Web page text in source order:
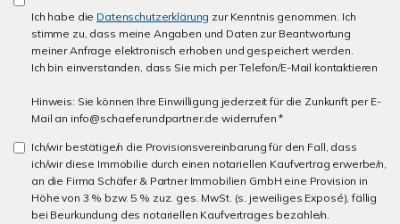
Ich habe die Datenschutzerklärung zur Kenntnis genommen. Ich
stimme zu, dass meine Angaben und Daten zur Beantwortung
meiner Anfrage elektronisch erhoben und gespeichert werden.
Ich bin einverstanden, dass Sie mich per Telefon/E-Mail kontaktieren
Hinweis: Sie können Ihre Einwilligung jederzeit für die Zunkunft per E-
Mail an info@schaeferundpartner.de widerrufen *
Ich/wir bestätige/n die Provisionsvereinbarung für den Fall, dass
ich/wir diese Immobilie durch einen notariellen Kaufvertrag erwerbe/n,
an die Firma Schäfer & Partner Immobilien GmbH eine Provision in
Höhe von 3 % bzw. 5 % zuz. ges. MwSt. (s. jeweiliges Exposé), fällig
bei Beurkundung des notariellen Kaufvertrages bezahle/n.